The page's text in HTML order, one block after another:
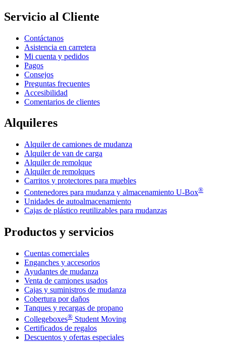
Servicio al Cliente
Contáctanos
Asistencia en carretera
Mi cuenta y pedidos
Pagos
Consejos
Preguntas frecuentes
Accesibilidad
Comentarios de clientes
Alquileres
Alquiler de camiones de mudanza
Alquiler de van de carga
Alquiler de remolque
Alquiler de remolques
Carritos y protectores para muebles
Contenedores para mudanza y almacenamiento U-Box®
Unidades de autoalmacenamiento
Cajas de plástico reutilizables para mudanzas
Productos y servicios
Cuentas comerciales
Enganches y accesorios
Ayudantes de mudanza
Venta de camiones usados
Cajas y suministros de mudanza
Cobertura por daños
Tanques y recargas de propano
Collegeboxes® Student Moving
Certificados de regalos
Descuentos y ofertas especiales